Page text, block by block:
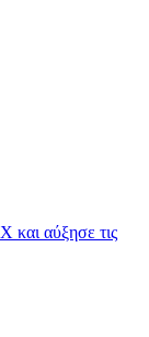
και αύξησε τις